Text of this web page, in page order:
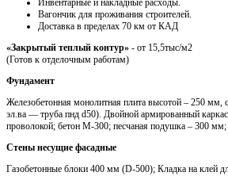
Вагончик для проживания строителей.
Доставка в пределах 70 км от КАД
«Закрытый теплый контур» - от 15,5тыс/м2
(Готов к отделочным работам)
Фундамент
Железобетонная монолитная плита высотой – 250
эл.ва — труба пнд d50). Двойной армированный
проволокой; бетон М-300; песчаная подушка – 300 мм;
Стены несущие фасадные
Газобетонные блоки 400 мм (D-500); Кладка на клей